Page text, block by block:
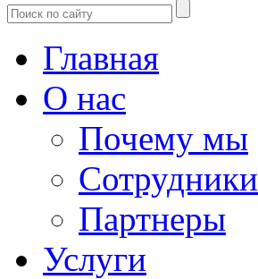
Главная
О нас
Почему мы
Сотрудники
Партнеры
Услуги